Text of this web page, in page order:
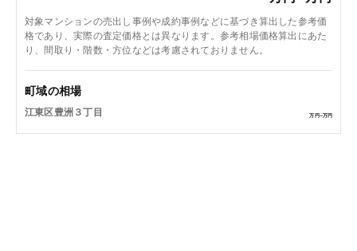
対象マンションの売出し事例や成約事例などに基づき算出した参考価
格であり、実際の査定価格とは異なります。参考相場価格算出にあた
り、間取り・階数・方位などは考慮されておりません。
町域の相場
江東区豊洲３丁目 万円~万円